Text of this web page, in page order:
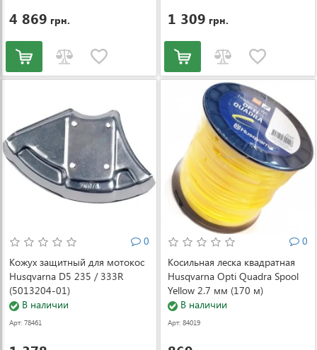
4 869 грн. 1 309 грн.
0
Кожух защитный для мотокос
Husqvarna D5 235 / 333R
(5013204-01)
В наличии
Арт: 78461
0
Косильная леска квадратная
Husqvarna Opti Quadra Spool
Yellow 2.7 мм (170 м)
(5976689-11)
В наличии
Арт: 84019